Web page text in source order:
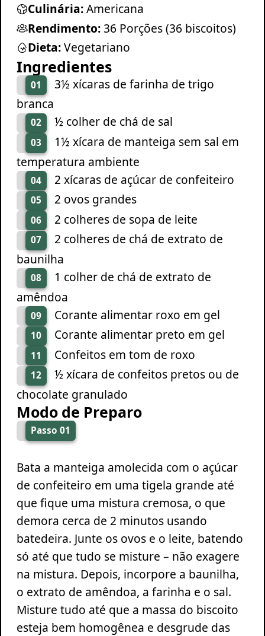
Culinária:Americana
Rendimento:36 Porções (36 biscoitos)
Dieta:Vegetariano
Ingredientes
01
3½ xícaras de farinha de trigo
branca
02 ½ colher de chá de sal
03
1½ xícara de manteiga sem sal em
temperatura ambiente
04 2 xícaras de açúcar de confeiteiro
05 2 ovos grandes
06 2 colheres de sopa de leite
07
2 colheres de chá de extrato de
baunilha
08
1 colher de chá de extrato de
amêndoa
09 Corante alimentar roxo em gel
10 Corante alimentar preto em gel
11 Confeitos em tom de roxo
12
½ xícara de confeitos pretos ou de
chocolate granulado
Modo de Preparo
Passo 01
Bata a manteiga amolecida com o açúcar
de confeiteiro em uma tigela grande até
que fique uma mistura cremosa, o que
demora cerca de 2 minutos usando
batedeira. Junte os ovos e o leite, batendo
só até que tudo se misture – não exagere
na mistura. Depois, incorpore a baunilha,
o extrato de amêndoa, a farinha e o sal.
Misture tudo até que a massa do biscoito
esteja bem homogênea e desgrude das